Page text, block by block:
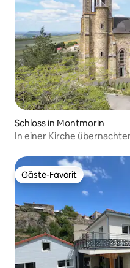
Schloss in Montmorin
In einer Kirche
Gäste-Favorit
Gäste-Favorit